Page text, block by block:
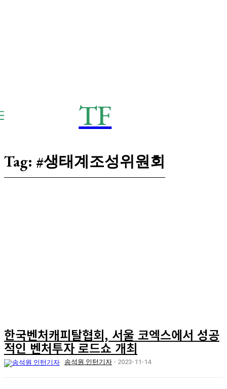
TF
Tag: #생태계조성위원회
한국벤처캐피탈협회, 서울 코엑스에서 성공
적인 벤처투자 로드쇼 개최
송석원 인턴기자 - 2023-11-14